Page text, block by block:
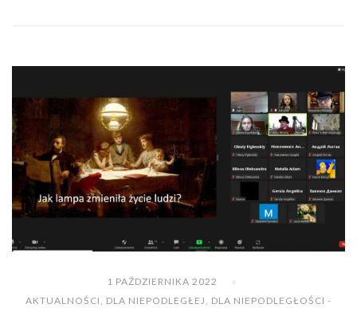
1 PAŹDZIERNIKA 2022
AKTUALNOŚCI
DLA NIEPODLEGŁEJ
DLA NIEPODLEGŁOŚCI -